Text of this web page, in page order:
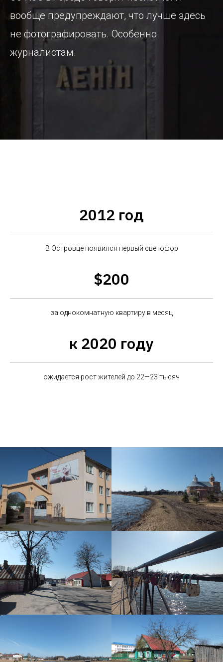
вообще предупреждают, что лучше здесь
не фотографировать. Особенно
журналистам.
2012 год
В Островце появился первый светофор
$200
за однокомнатную квартиру в месяц
к 2020 году
ожидается рост жителей до 22—23 тысяч